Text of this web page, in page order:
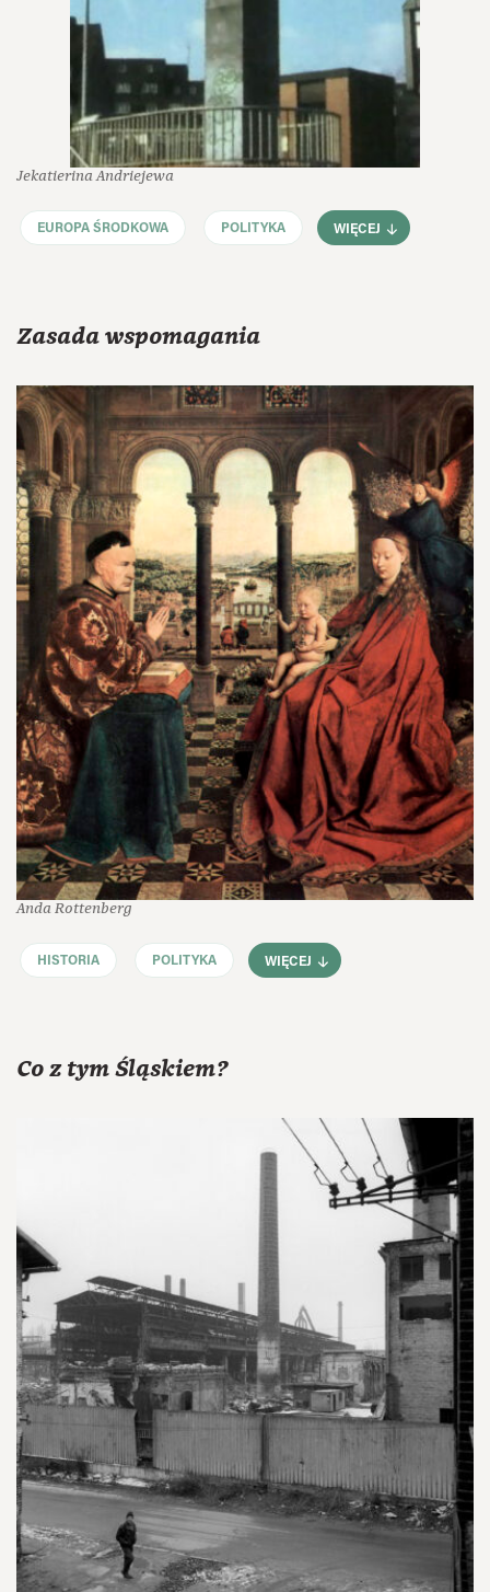
Jekatierina Andriejewa
EUROPA ŚRODKOWA POLITYKA WIĘCEJ
Zasada wspomagania
Anda Rottenberg
HISTORIA POLITYKA WIĘCEJ
Co z tym Śląskiem?